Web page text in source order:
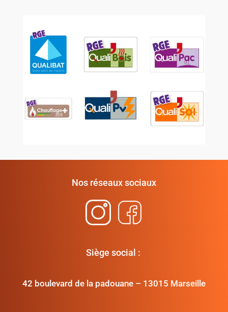
Nos réseaux sociaux
Siège social :
42 boulevard de la padouane – 13015 Marseille